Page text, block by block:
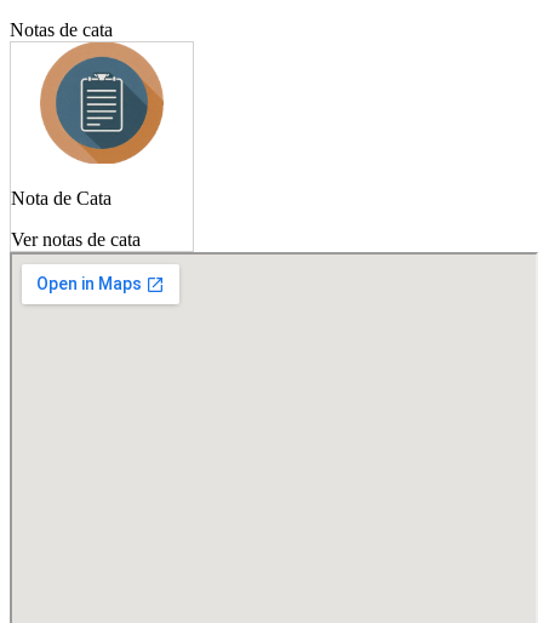
Notas de cata
Nota de Cata
Ver notas de cata